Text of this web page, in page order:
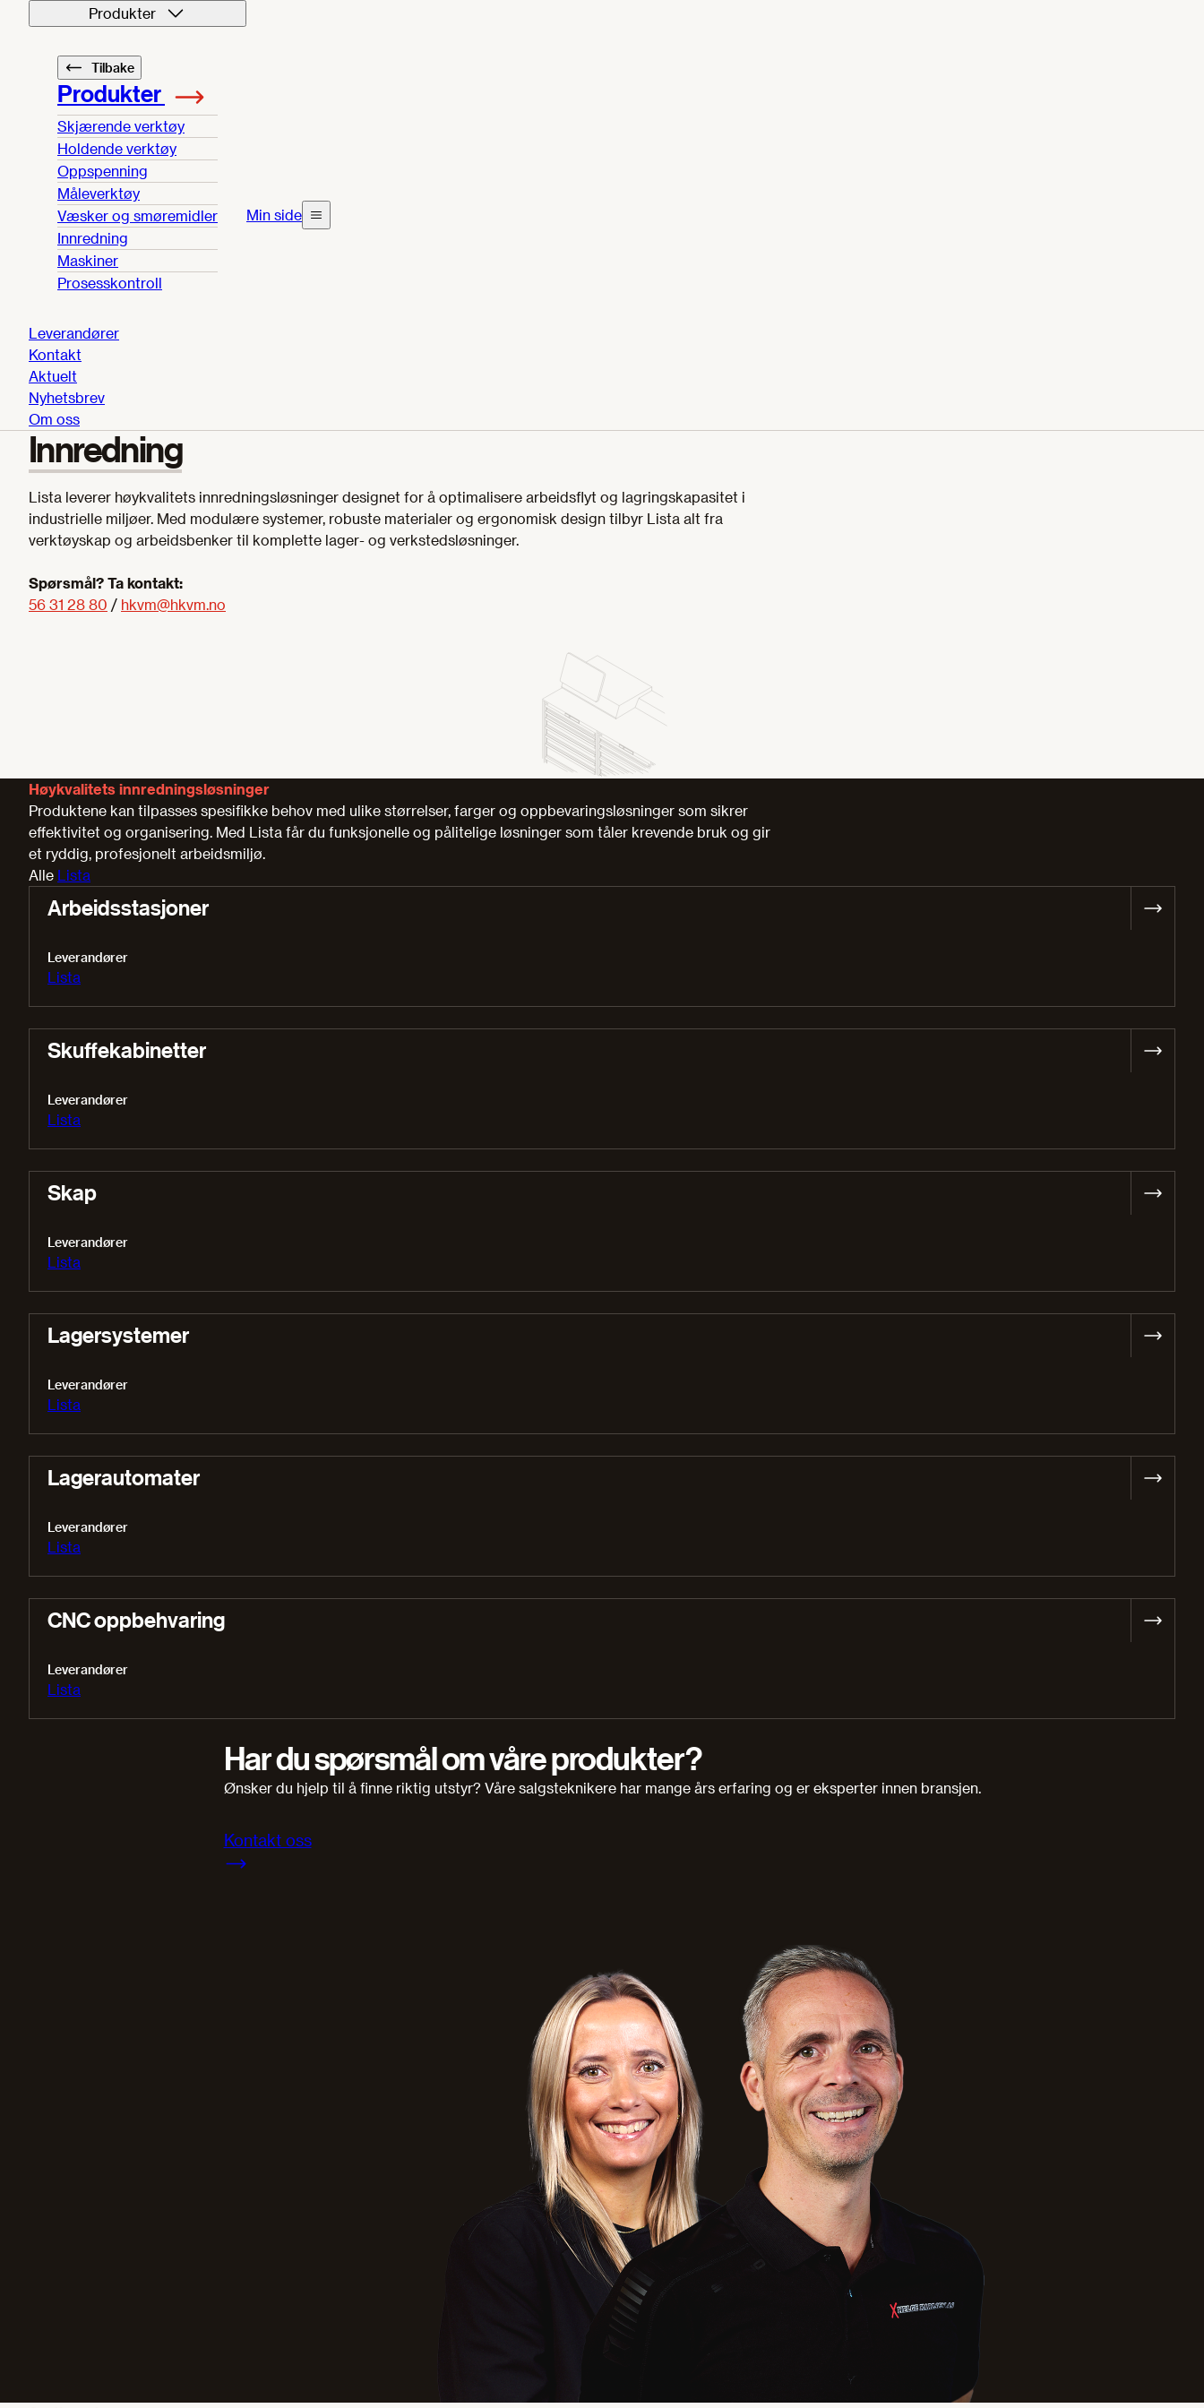
Produkter
Tilbake
Produkter
Skjærende verktøy
Holdende verktøy
Oppspenning
Måleverktøy
Væsker og smøremidler
Innredning
Maskiner
Prosesskontroll
Leverandører
Kontakt
Aktuelt
Nyhetsbrev
Om oss
Min side
Innredning
Lista leverer høykvalitets innredningsløsninger designet for å optimalisere arbeidsflyt og lagringskapasitet i
industrielle miljøer. Med modulære systemer, robuste materialer og ergonomisk design tilbyr Lista alt fra
verktøyskap og arbeidsbenker til komplette lager- og verkstedsløsninger.
Spørsmål? Ta kontakt:
56 31 28 80 / hkvm@hkvm.no
Høykvalitets innredningsløsninger
Produktene kan tilpasses spesifikke behov med ulike størrelser, farger og oppbevaringsløsninger som sikrer
effektivitet og organisering. Med Lista får du funksjonelle og pålitelige løsninger som tåler krevende bruk og gir
et ryddig, profesjonelt arbeidsmiljø.
Alle Lista
Arbeidsstasjoner
Leverandører
Lista
Skuffekabinetter
Leverandører
Lista
Skap
Leverandører
Lista
Lagersystemer
Leverandører
Lista
Lagerautomater
Leverandører
Lista
CNC oppbehvaring
Leverandører
Lista
Har du spørsmål om våre produkter?
Ønsker du hjelp til å finne riktig utstyr? Våre salgsteknikere har mange års erfaring og er eksperter innen bransjen.
Kontakt oss